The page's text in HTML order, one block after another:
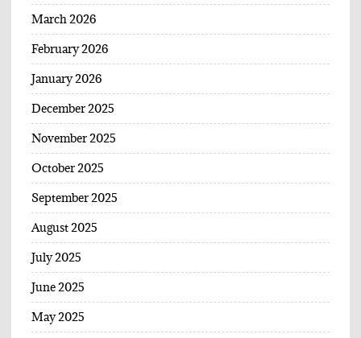
March 2026
February 2026
January 2026
December 2025
November 2025
October 2025
September 2025
August 2025
July 2025
June 2025
May 2025